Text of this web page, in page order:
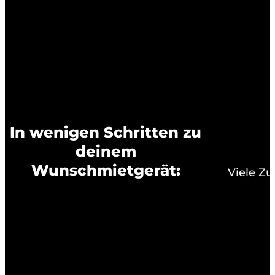
In wenigen Schritten zu
deinem
Wunschmietgerät:
Viele